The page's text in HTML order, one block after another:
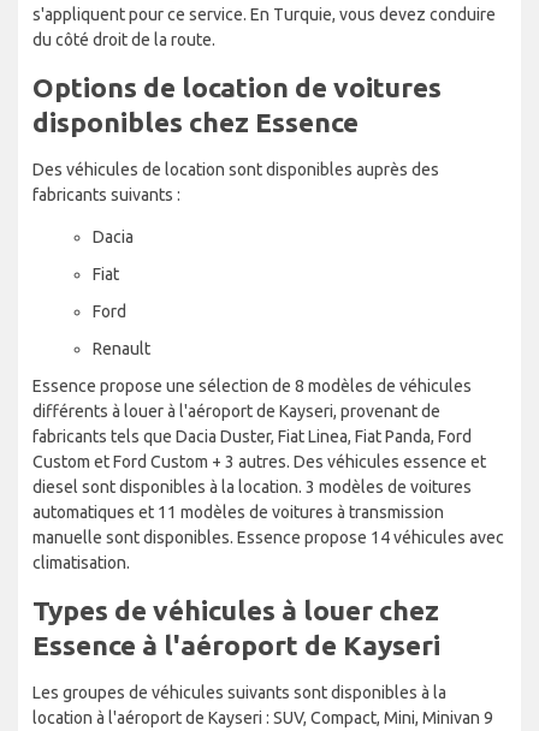
s'appliquent pour ce service. En Turquie, vous devez conduire
du côté droit de la route.
Options de location de voitures
disponibles chez Essence
Des véhicules de location sont disponibles auprès des
fabricants suivants :
Dacia
Fiat
Ford
Renault
Essence propose une sélection de 8 modèles de véhicules
différents à louer à l'aéroport de Kayseri, provenant de
fabricants tels que Dacia Duster, Fiat Linea, Fiat Panda, Ford
Custom et Ford Custom + 3 autres. Des véhicules essence et
diesel sont disponibles à la location. 3 modèles de voitures
automatiques et 11 modèles de voitures à transmission
manuelle sont disponibles. Essence propose 14 véhicules avec
climatisation.
Types de véhicules à louer chez
Essence à l'aéroport de Kayseri
Les groupes de véhicules suivants sont disponibles à la
location à l'aéroport de Kayseri : SUV, Compact, Mini, Minivan 9